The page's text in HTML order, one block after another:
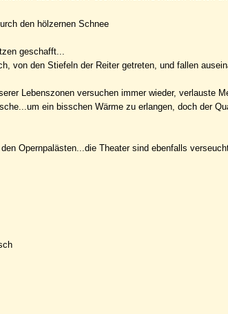
den hölzernen Schnee
geschafft...
von den Stiefeln der Reiter getreten, und fallen
Lebenszonen versuchen immer wieder, verlauste
ein bisschen Wärme zu erlangen, doch der
Opernpalästen...die Theater sind ebenfalls